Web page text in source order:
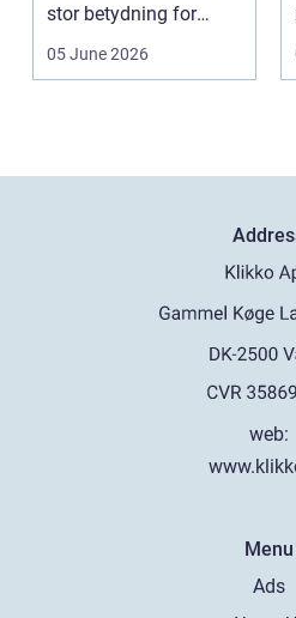
stor betydning for
b&a...
05 June 2026
web:
Menu
Ads